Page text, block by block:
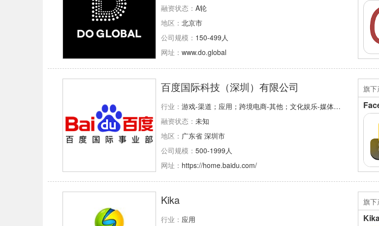
融资状态： A轮
地区： 北京市
公司规模： 150-499人
网址： www.do.global
百度国际科技（深圳）有限公司
行业： 游戏-渠道；应用；跨境电商-其他；文化娱乐-媒体及资讯 ；开发者服务-推广,变现
融资状态： 未知
地区： 广东省 深圳市
公司规模： 500-1999人
网址： https://home.baidu.com/
旗下
Kika
行业： 应用
旗下